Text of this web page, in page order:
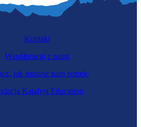
Kontakt
Współpracuj z nami
jak możesz nam pomóc
Katalyst Education